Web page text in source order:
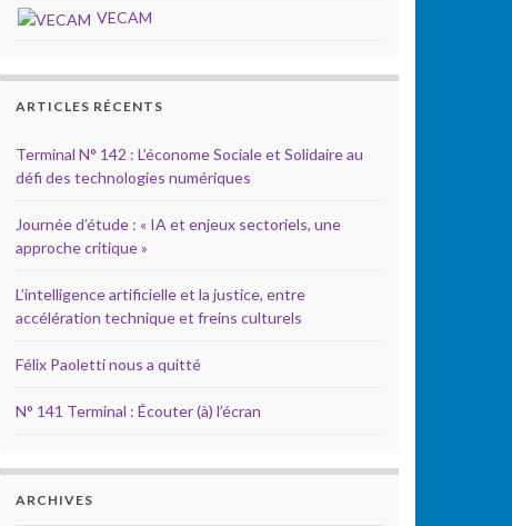
VECAM
ARTICLES RÉCENTS
Terminal N° 142 : L’économe Sociale et Solidaire au
défi des technologies numériques
Journée d’étude : « IA et enjeux sectoriels, une
approche critique »
L’intelligence artificielle et la justice, entre
accélération technique et freins culturels
Félix Paoletti nous a quitté
N° 141 Terminal : Écouter (à) l’écran
ARCHIVES